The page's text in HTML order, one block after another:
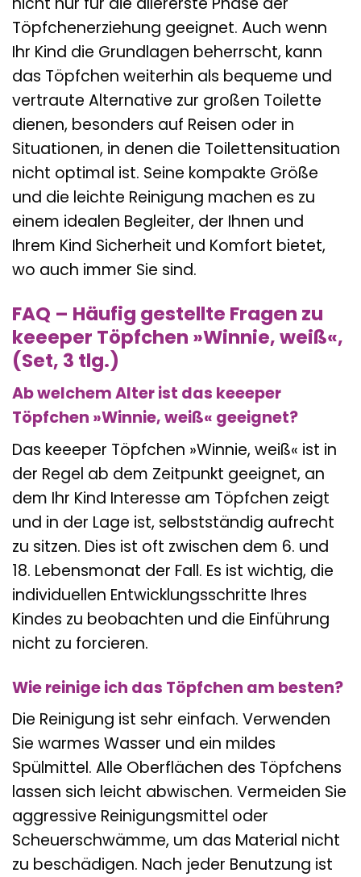
Töpfchenerziehung geeignet. Auch wenn
Ihr Kind die Grundlagen beherrscht, kann
das Töpfchen weiterhin als bequeme und
vertraute Alternative zur großen Toilette
dienen, besonders auf Reisen oder in
Situationen, in denen die Toilettensituation
nicht optimal ist. Seine kompakte Größe
und die leichte Reinigung machen es zu
einem idealen Begleiter, der Ihnen und
Ihrem Kind Sicherheit und Komfort bietet,
wo auch immer Sie sind.
FAQ – Häufig gestellte Fragen zu
keeeper Töpfchen »Winnie, weiß«,
(Set, 3 tlg.)
Ab welchem Alter ist das keeeper
Töpfchen »Winnie, weiß« geeignet?
Das keeeper Töpfchen »Winnie, weiß« ist in
der Regel ab dem Zeitpunkt geeignet, an
dem Ihr Kind Interesse am Töpfchen zeigt
und in der Lage ist, selbstständig aufrecht
zu sitzen. Dies ist oft zwischen dem 6. und
18. Lebensmonat der Fall. Es ist wichtig, die
individuellen Entwicklungsschritte Ihres
Kindes zu beobachten und die Einführung
nicht zu forcieren.
Wie reinige ich das Töpfchen am besten?
Die Reinigung ist sehr einfach. Verwenden
Sie warmes Wasser und ein mildes
Spülmittel. Alle Oberflächen des Töpfchens
lassen sich leicht abwischen. Vermeiden Sie
aggressive Reinigungsmittel oder
Scheuerschwämme, um das Material nicht
zu beschädigen. Nach jeder Benutzung ist